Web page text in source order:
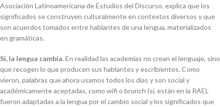
Asociación Latinoamericana de Estudios del Discurso, explica que los
significados se construyen culturalmente en contextos diversos y que
son acuerdos tomados entre hablantes de una lengua, materializados
en gramáticas.
Sí, la lengua cambia.En realidad las academias no crean el lenguaje, sino
que recogen lo que producen sus hablantes y escribientes. Como
vieron, palabras que ahora usamos todos los días y son social y
académicamente aceptadas, como wifi o brunch (sí, están en la RAE),
fueron adaptadas a la lengua por el cambio social y los significados que